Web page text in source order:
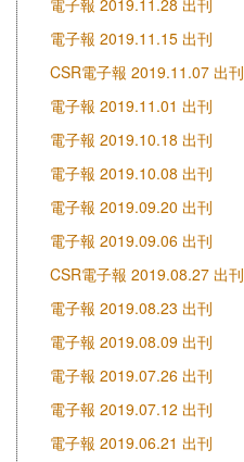
電子報 2019.11.28 出刊
電子報 2019.11.15 出刊
CSR電子報 2019.11.07 出刊
電子報 2019.11.01 出刊
電子報 2019.10.18 出刊
電子報 2019.10.08 出刊
電子報 2019.09.20 出刊
電子報 2019.09.06 出刊
CSR電子報 2019.08.27 出刊
電子報 2019.08.23 出刊
電子報 2019.08.09 出刊
電子報 2019.07.26 出刊
電子報 2019.07.12 出刊
電子報 2019.06.21 出刊